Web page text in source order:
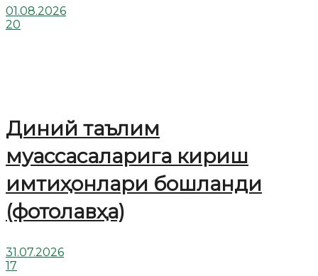
01.08.2026
20
Диний таълим
муассасаларига кириш
имтиҳонлари бошланди
(фотолавҳа)
31.07.2026
17